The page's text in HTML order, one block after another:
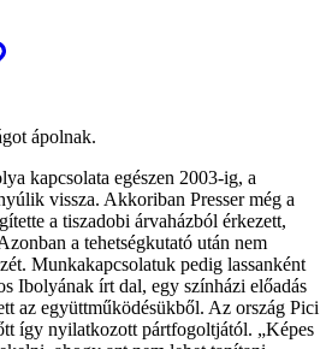
ápolnak.
kapcsolata egészen 2003-ig, a
vissza. Akkoriban Presser még a
a tiszadobi árvaházból érkezett,
a tehetségkutató után nem
Munkakapcsolatuk pedig lassanként
Ibolyának írt dal, egy színházi előadás
az együttműködésükből. Az ország Pici
így nyilatkozott pártfogoltjától. „Képes